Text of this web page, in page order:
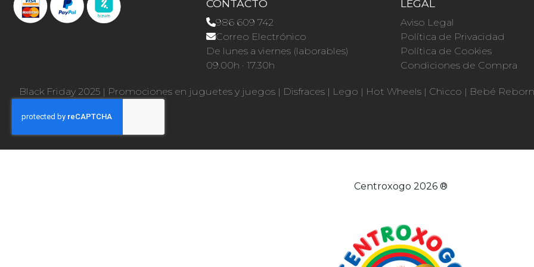
CONTACTO
986 609 742
Correo Electrónico
De lunes a viernes (laborables)
09.00h · 17.30h
LEGAL
Aviso Legal
Política de Privacidad
Política de Cookies
Condiciones de Compra
Black Friday 2025 | Promociones en juguetes y juegos | Disfraces | Lego | Hot Wheels | Chicco | Bebé Reborn
Centroxogo 2026 ®